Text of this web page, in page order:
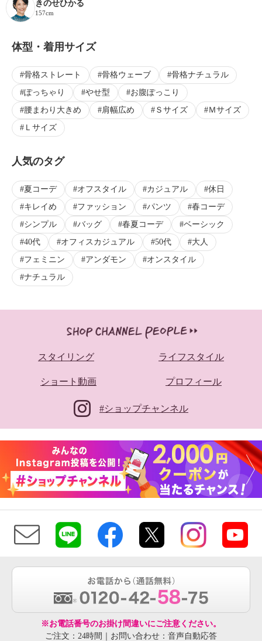
きのせひかる
157cm
体型・着用サイズ
骨格ストレート 骨格ウェーブ
骨格ナチュラル
ぽっちゃり
やせ型
お腹ぽっこり
腰まわり大きめ
肩幅広め Ｓサイズ
Ｍサイズ
Ｌサイズ
人気のタグ
夏コーデ オフスタイル カジュアル
休日
キレイめ
ファッション パンツ
春コーデ
シンプル
バッグ 春夏コーデ
ベーシック
40代
オフィスカジュアル 50代
大人
フェミニン
アンダモン
オンスタイル
ナチュラル
スタイリング ライフスタイル
ショート動画 プロフィール
#ショップチャンネル
※お電話番号のお掛け間違いにご注意ください。
ご注文：24時間｜お問い合わせ：音声自動応答